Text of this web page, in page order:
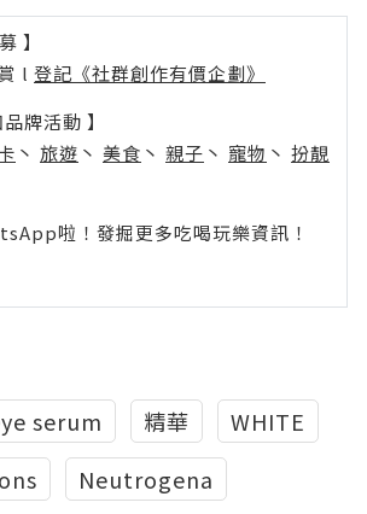
】
l 登記《社群創作有價企劃》
牌活動 】
丶 旅遊 丶 美食 丶 親子 丶 寵物 丶 扮靚
啦！發掘更多吃喝玩樂資訊！
serum 精華
WHITE
Neutrogena